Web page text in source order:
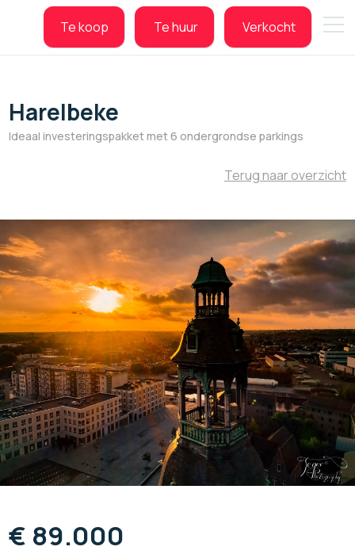
Te koop
Te koop Te huur
Te huur Verkocht
Verkocht
Harelbeke
Ideaal investeringspakket met 6 ondergrondse parkings
Terug naar overzicht
€ 89.000